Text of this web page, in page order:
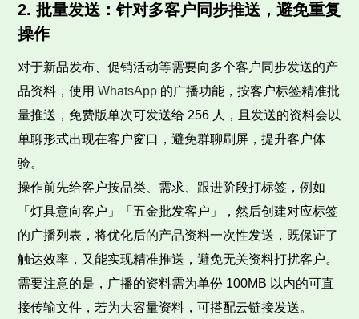
2. 批量发送：针对多客户同步推送，避免重复
操作
对于新品发布、促销活动等需要向多个客户同步发送的产
品资料，使用WhatsApp 的广播功能，按客户标签精准批
量推送，免费版单次可发送给 256 人，且发送的资料会以
单聊形式出现在客户窗口，避免群聊刷屏，提升客户体
验。
操作前先给客户按品类、需求、跟进阶段打标签，例如
「灯具意向客户」「五金批发客户」，然后创建对应标签
的广播列表，将优化后的产品资料一次性发送，既保证了
触达效率，又能实现精准推送，避免无关资料打扰客户。
需要注意的是，广播的资料需为单份 100MB 以内的可直
接传输文件，若为大容量资料，可搭配云链接发送。